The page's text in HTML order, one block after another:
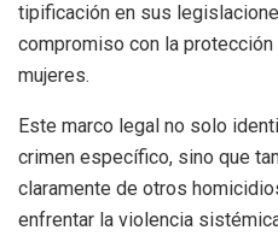
tipificación en sus
compromiso con la
mujeres.
Este marco legal no solo
crimen específico, sino que
claramente de otros
enfrentar la violencia